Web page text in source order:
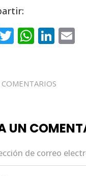
T
te
W
ts
p
Li
e
COMENTARIOS
UN
de correo